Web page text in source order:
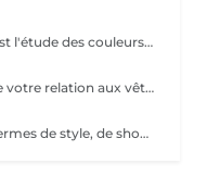
La colorimétrie en conseil en image est l'étude des couleurs qui subliment un individu en fonction de son teint, de ses yeux et de ses cheveux naturels. Elle utilise des techniques comme le draping (essayage de tissus de différentes couleurs sous le visage) pour déterminer une palette personnalisée de couleurs harmonieuses. L'objectif est de permettre de choisir de manière autonome les vêtements, accessoires, coiffures et maquillage qui illuminent le visage et améliorent l'image globale. Principes clés Harmonie naturelle : Elle se base sur les couleurs naturelles de la personne, utilisées pour définir sa "saison" (printemps, été, automne, hiver). Effet sur le visage : Les couleurs qui ne sont pas en harmonie peuvent donner un air fatigué ou vieillir, tandis que les couleurs justes apportent un effet bonne mine, de l'éclat et rajeunissent. Domaine d'application : L'étude s'applique à tous les éléments qui entourent le visage : vêtements, maquillage, bijoux, lunettes, et même la couleur des cheveux. Autonomie du client : La colorimétrie vise à donner au client les connaissances pour faire ses propres choix éclairés en magasin ou au quotidien. Après avoir échangé sur vos habitudes en termes de couleurs, ensemble nous allons analyser votre colorimétrie avec un Test Révélateur d'Image. A l'aide de foulards et d'un diagnostic complet, nous allons découvrir la palette de couleurs qui met votre visage en valeur et l'illumine. Présentation des différentes harmonies de couleurs possibles à mettre en place pour atteindre votre objectif. Présentation de la symbolique des couleurs Recommandations de looks selon vos couleurs et votre objectif d'image Remise de votre nuancier de saison personnalisé Remise d'un book « couleurs et harmonies » personnalisé Remise d'une roue chromatique Remise de maquillage offert selon vos tonalités
Questionnaire de style pour connaître votre relation aux vêtements et vos habitudes vestimentaires Analyse des lignes naturelles de votre corps pour déterminer votre type de morphologie Détermination de vos atouts et de vos complexes Conseils vestimentaires et accessoires et propositions de looks en fonction de votre silhouette et de votre objectif d'image Remise d'un book « morphologie, style et conseils » personnalisé Envoi d'idées de looks personnalisés par mail
Questionnaire sur vos habitudes en termes de style, de shopping et sur votre dressing actuel Identification de votre style vestimentaire qui reflète votre personnalité à l'aide d'un jeu avec des planches de style Proposition de looks en harmonie avec votre personnalité avec votre style actuel et votre style souhaité Remise d'un book de style personnalisé Envoi d'idées de looks personnalisés par mail